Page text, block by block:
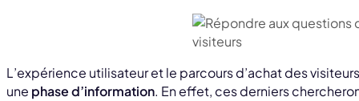
L’expérience utilisateur et le parcours d’achat des
une phase d’information. En effet, ces derniers